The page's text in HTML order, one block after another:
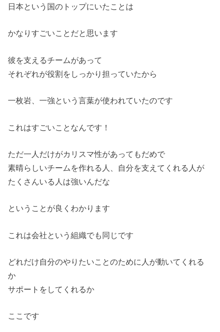
日本という国のトップにいたことは
かなりすごいことだと思います
彼を支えるチームがあって
それぞれが役割をしっかり担っていたから
一枚岩、一強という言葉が使われていたのです
これはすごいことなんです！
ただ一人だけがカリスマ性があってもだめで
素晴らしいチームを作れる人、自分を支えてくれる人が
たくさんいる人は強いんだな
ということが良くわかります
これは会社という組織でも同じです
どれだけ自分のやりたいことのために人が動いてくれる
か
サポートをしてくれるか
ここです